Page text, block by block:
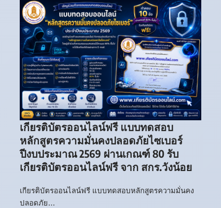
เกียรติบัตรออนไลน์ฟรี แบบทดสอบ
หลักสูตรความมั่นคงปลอดภัยไซเบอร์
ปีงบประมาณ 2569 ผ่านเกณฑ์ 80 รับ
เกียรติบัตรออนไลน์ฟรี จาก สกร.วังน้อย
เกียรติบัตรออนไลน์ฟรี แบบทดสอบหลักสูตรความมั่นคง
ปลอดภัย…